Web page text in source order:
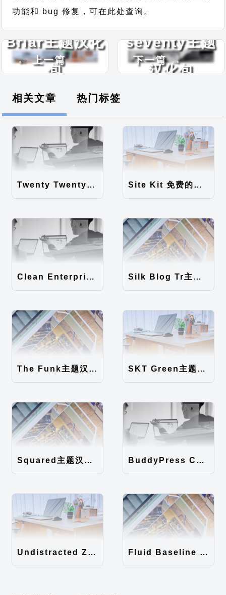
功能和 bug 修复，可在此处查询。
← 上一篇
Briar主题汉化
包
下一篇 →
seventy主题
汉化包
相关文章 热门标签
Twenty Twenty-Five 免费的WordPress内容主题 Site Kit 免费的WordPress数据统计插件
Clean Enterprise主题汉化包 Silk Blog Tr主题汉化包
The Funk主题汉化包 SKT Green主题汉化包
Squared主题汉化包 BuddyPress Colours主题汉化包
Undistracted Zen主题汉化包 Fluid Baseline Grid主题汉化包